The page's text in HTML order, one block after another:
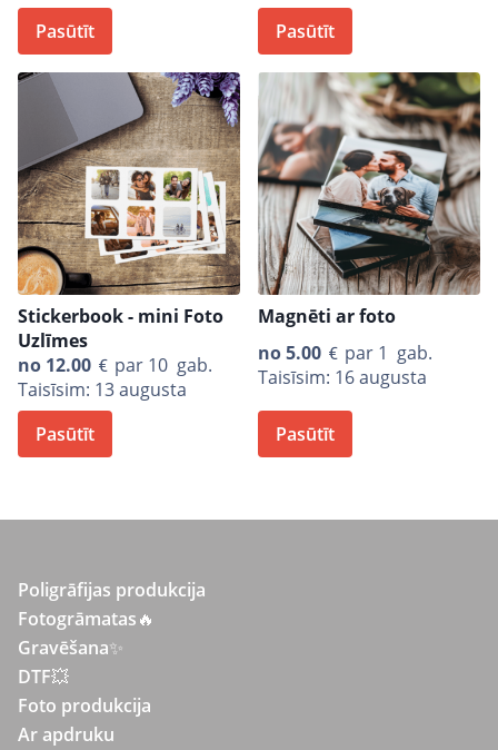
Pasūtīt
Pasūtīt
Stickerbook - mini Foto
Uzlīmes
no 12.00
par 10 gab.
Taisīsim: 13 augusta
Pasūtīt
Magnēti ar foto
no5.00
par 1 gab.
Taisīsim: 16 augusta
Pasūtīt
Poligrāfijas produkcija
Fotogrāmatas🔥
Gravēšana✨
DTF💥
Foto produkcija
Ar apdruku